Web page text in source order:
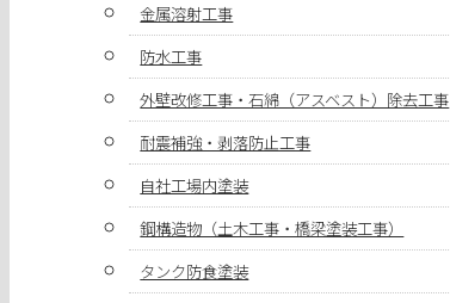
金属溶射工事
防水工事
外壁改修工事・石綿（アスベスト）除去工事
耐震補強・剥落防止工事
自社工場内塗装
鋼構造物（土木工事・橋梁塗装工事）
タンク防食塗装